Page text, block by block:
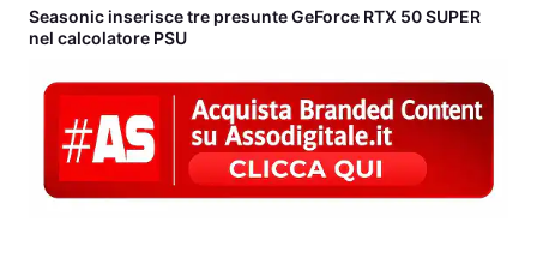
Seasonic inserisce tre presunte GeForce RTX 50 SUPER
nel calcolatore PSU